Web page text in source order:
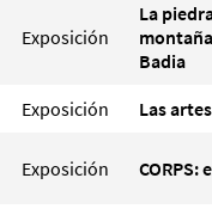
Exposición
La
Badia
Exposición Las
Exposición CORPS: